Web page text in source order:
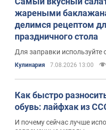
жареными
делимся рецептом
праздничного стола
Для заправки
Кулинария 7.08.2026 13:00
Как быстро
обувь: лайфхак из
И почему сейчас лучше